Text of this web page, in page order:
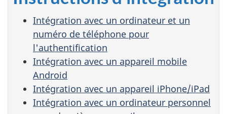
Intégration avec un ordinateur et un
numéro de téléphone pour
l'authentification
Intégration avec un appareil mobile
Android
Intégration avec un appareil iPhone/iPad
Intégration avec un ordinateur personnel